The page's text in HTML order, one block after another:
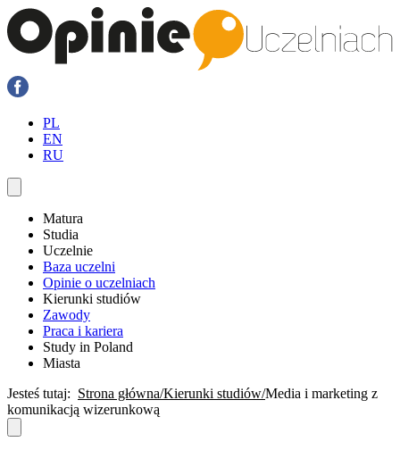
PL
EN
RU
Matura
Studia
Uczelnie
Baza uczelni
Opinie o uczelniach
Kierunki studiów
Zawody
Praca i kariera
Study in Poland
Miasta
Jesteś tutaj: Strona główna Kierunki studiów Media i marketing z
komunikacją wizerunkową